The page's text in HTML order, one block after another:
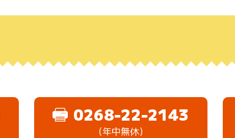
0268-22-2143
（年中無休）